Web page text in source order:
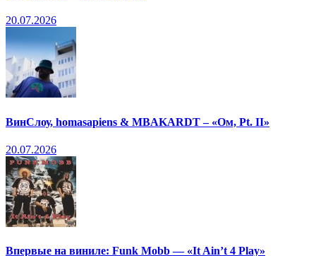
20.07.2026
ВинСлоу, homasapiens & MBAKARDT – «Ом, Pt. II»
20.07.2026
Впервые на виниле: Funk Mobb — «It Ain’t 4 Play»